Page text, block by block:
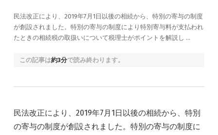
民法改正により、2019年7月1日以後の相続から、特別の寄与の制度
が創設されました。特別の寄与の制度により特別寄与料が支払われ
たときの相続税の取扱いについて税理士がポイントを解説し …
この記事は約3分で読み終わります。
民法改正により、2019年7月1日以後の相続から、特別
の寄与の制度が創設されました。特別の寄与の制度に